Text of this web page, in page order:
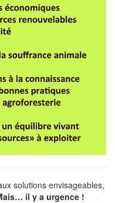
solutions envisageables,
il y a urgence !